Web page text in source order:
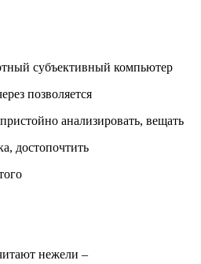
субъективный компьютер
позволяется
анализировать, вещать
достопочтить
нежели –